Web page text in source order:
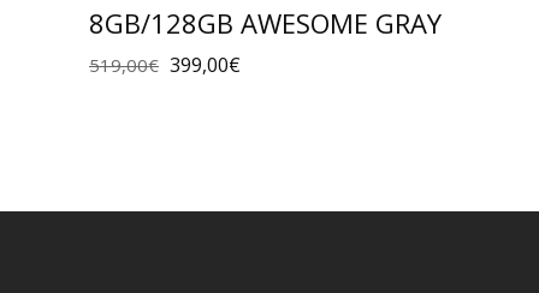
8GB/128GB AWESOME GRAY
519,00€ 399,00€